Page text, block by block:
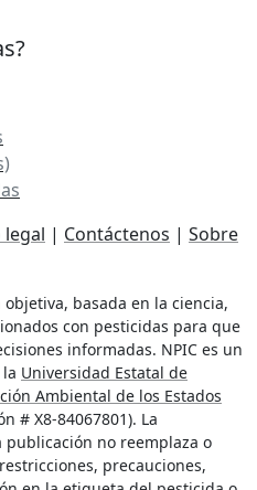
legal | Contáctenos | Sobre
basada en la ciencia,
con pesticidas para que
informadas. NPIC es un
Universidad Estatal de
Ambiental de los Estados
# X8-84067801). La
no reemplaza o
precauciones,